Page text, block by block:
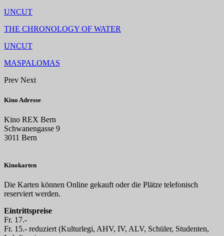
UNCUT
THE CHRONOLOGY OF WATER
UNCUT
MASPALOMAS
Prev Next
Kino Adresse
Kino REX Bern
Schwanengasse 9
3011 Bern
Kinokarten
Die Karten können Online gekauft oder die Plätze telefonisch
reserviert werden.
Eintrittspreise
Fr. 17.-
Fr. 15.- reduziert (Kulturlegi, AHV, IV, ALV, Schüler, Studenten,